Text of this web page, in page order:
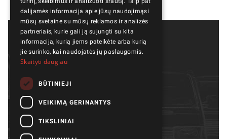
Dalys ir aksesuarai
dalijamės informacija apie jūsų naudojimąsi
mūsų svetaine su mūsų reklamos ir analizės
partneriais, kurie gali ją sujungti su kita
informacija, kurią jiems pateikėte arba kurią
jie surinko, kai naudojatės jų paslaugomis.
Skaityti daugiau
BŪTINIEJI
VEIKIMĄ GERINANTYS
TIKSLINIAI